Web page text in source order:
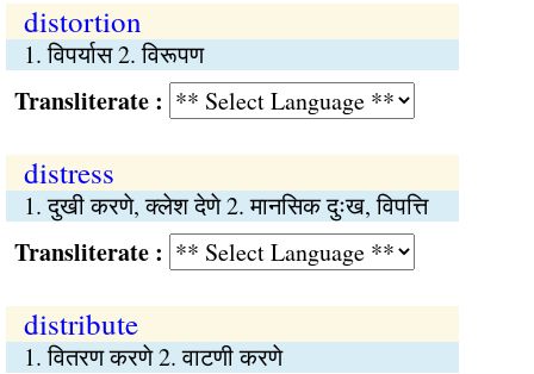
distortion
1. विपर्यास 2. विरूपण
:
distress
1. दुखी करणे, क्लेश देणे 2. मानसिक दुःख, विपत्ति
:
distribute
1. वितरण करणे 2. वाटणी करणे